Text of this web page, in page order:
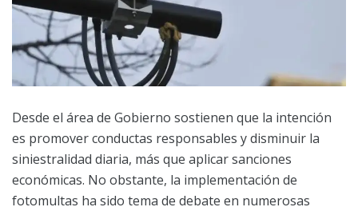
Desde el área de Gobierno sostienen que la intención
es promover conductas responsables y disminuir la
siniestralidad diaria, más que aplicar sanciones
económicas. No obstante, la implementación de
fotomultas ha sido tema de debate en numerosas